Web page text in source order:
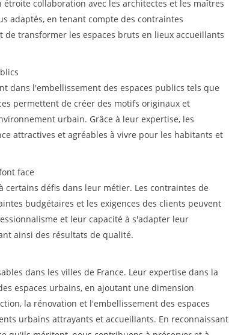
collaboration avec les architectes et les maîtres
adaptés, en tenant compte des contraintes
transformer les espaces bruts en lieux accueillants
dans l'embellissement des espaces publics tels que
permettent de créer des motifs originaux et
urbain. Grâce à leur expertise, les
attractives et agréables à vivre pour les habitants et
face
défis dans leur métier. Les contraintes de
budgétaires et les exigences des clients peuvent
et leur capacité à s'adapter leur
ainsi des résultats de qualité.
dans les villes de France. Leur expertise dans la
espaces urbains, en ajoutant une dimension
la rénovation et l'embellissement des espaces
urbains attrayants et accueillants. En reconnaissant